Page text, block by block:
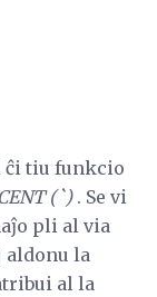
ĉi tiu funkcio
(`). Se vi
pli al via
aldonu la
al la